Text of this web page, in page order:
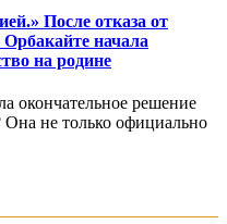
После отказа от
начала
на родине
окончательное решение
Она не только официально